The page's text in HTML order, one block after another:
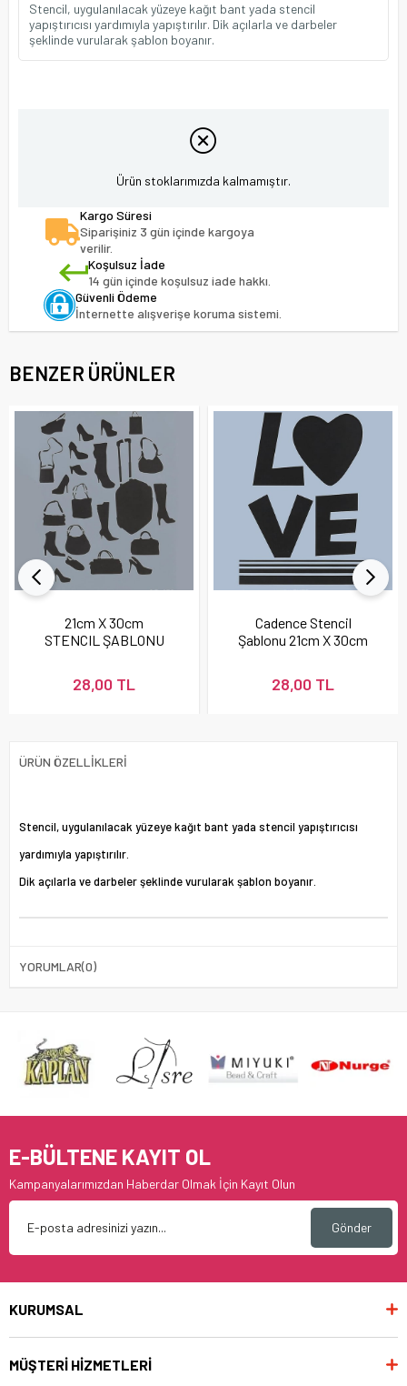
Stencil, uygulanılacak yüzeye kağıt bant yada stencil
yapıştırıcısı yardımıyla yapıştırılır. Dik açılarla ve darbeler
şeklinde vurularak şablon boyanır.
Ürün stoklarımızda kalmamıştır.
Kargo Süresi
Siparişiniz 3 gün içinde kargoya
verilir.
Koşulsuz İade
14 gün içinde koşulsuz iade hakkı.
Güvenli Ödeme
İnternette alışverişe koruma sistemi.
BENZER ÜRÜNLER
21cm X 30cm
STENCIL ŞABLONU
28,00 TL
Cadence Stencil
Şablonu 21cm X 30cm
28,00 TL
ÜRÜN ÖZELLIKLERI
Stencil, uygulanılacak yüzeye kağıt bant yada stencil yapıştırıcısı
yardımıyla yapıştırılır.
Dik açılarla ve darbeler şeklinde vurularak şablon boyanır.
YORUMLAR(0)
E-BÜLTENE KAYIT OL
Kampanyalarımızdan Haberdar Olmak İçin Kayıt Olun
Gönder
KURUMSAL
MÜŞTERİ HİZMETLERİ